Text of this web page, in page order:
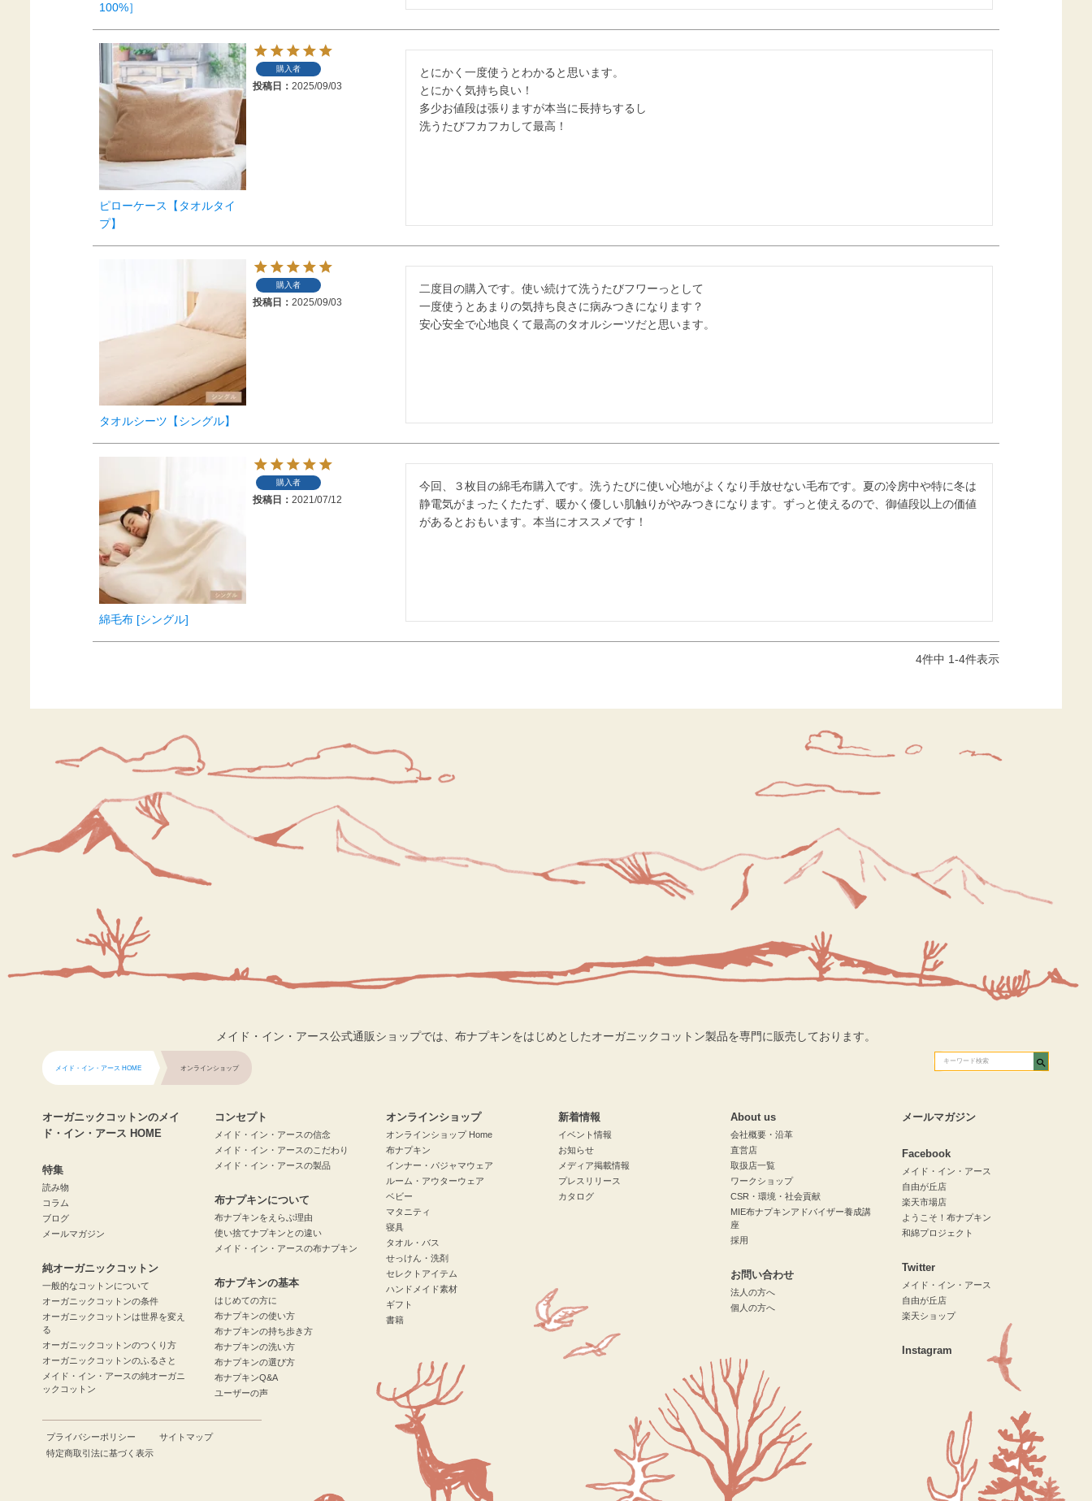
100%］
ピローケース【タオルタイ
プ】
購入者
投稿日 2025/09/03
とにかく一度使うとわかると思います。
とにかく気持ち良い！
多少お値段は張りますが本当に長持ちするし
洗うたびフカフカして最高！
タオルシーツ【シングル】
購入者
投稿日 2025/09/03
二度目の購入です。使い続けて洗うたびフワーっとして
一度使うとあまりの気持ち良さに病みつきになります？
安心安全で心地良くて最高のタオルシーツだと思います。
綿毛布 [シングル]
購入者
投稿日 2021/07/12
今回、３枚目の綿毛布購入です。洗うたびに使い心地がよくなり手放せない毛布です。夏の冷房中や特に冬は
静電気がまったくたたず、暖かく優しい肌触りがやみつきになります。ずっと使えるので、御値段以上の価値
があるとおもいます。本当にオススメです！
4件中 1-4件表示
メイド・イン・アース公式通販ショップでは、布ナプキンをはじめとしたオーガニックコットン製品を専門に販売しております。
メイド・イン・アース HOME オンラインショップ
オーガニックコットンのメイ
ド・イン・アース HOME
特集
読み物
コラム
ブログ
メールマガジン
純オーガニックコットン
一般的なコットンについて
オーガニックコットンの条件
オーガニックコットンは世界を変え
る
オーガニックコットンのつくり方
オーガニックコットンのふるさと
メイド・イン・アースの純オーガニ
ックコットン
コンセプト
メイド・イン・アースの信念
メイド・イン・アースのこだわり
メイド・イン・アースの製品
布ナプキンについて
布ナプキンをえらぶ理由
使い捨てナプキンとの違い
メイド・イン・アースの布ナプキン
布ナプキンの基本
はじめての方に
布ナプキンの使い方
布ナプキンの持ち歩き方
布ナプキンの洗い方
布ナプキンの選び方
布ナプキンQ&A
ユーザーの声
オンラインショップ
オンラインショップ Home
布ナプキン
インナー・パジャマウェア
ルーム・アウターウェア
ベビー
マタニティ
寝具
タオル・バス
せっけん・洗剤
セレクトアイテム
ハンドメイド素材
ギフト
書籍
新着情報
イベント情報
お知らせ
メディア掲載情報
プレスリリース
カタログ
About us
会社概要・沿革
直営店
取扱店一覧
ワークショップ
CSR・環境・社会貢献
MIE布ナプキンアドバイザー養成講
座
採用
お問い合わせ
法人の方へ
個人の方へ
メールマガジン
Facebook
メイド・イン・アース
自由が丘店
楽天市場店
ようこそ！布ナプキン
和綿プロジェクト
Twitter
メイド・イン・アース
自由が丘店
楽天ショップ
Instagram
プライバシーポリシー
サイトマップ
特定商取引法に基づく表示